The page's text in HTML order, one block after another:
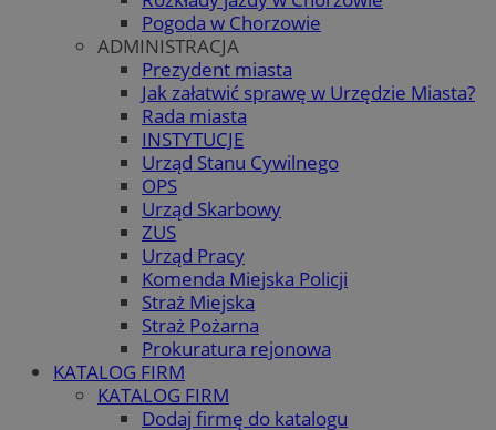
Pogoda w Chorzowie
ADMINISTRACJA
Prezydent miasta
Jak załatwić sprawę w Urzędzie Miasta?
Rada miasta
INSTYTUCJE
Urząd Stanu Cywilnego
OPS
Urząd Skarbowy
ZUS
Urząd Pracy
Komenda Miejska Policji
Straż Miejska
Straż Pożarna
Prokuratura rejonowa
KATALOG FIRM
KATALOG FIRM
Dodaj firmę do katalogu